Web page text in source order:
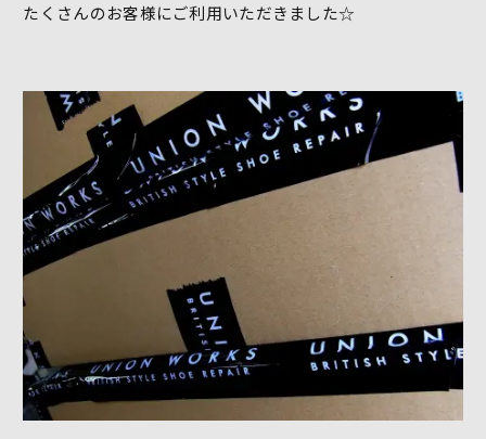
たくさんのお客様にご利用いただきました☆